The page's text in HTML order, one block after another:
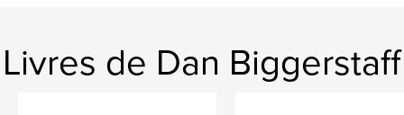
Livres de Dan Biggerstaff